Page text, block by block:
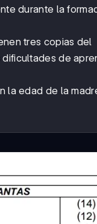
durante la
tres copias del
de
la edad de la